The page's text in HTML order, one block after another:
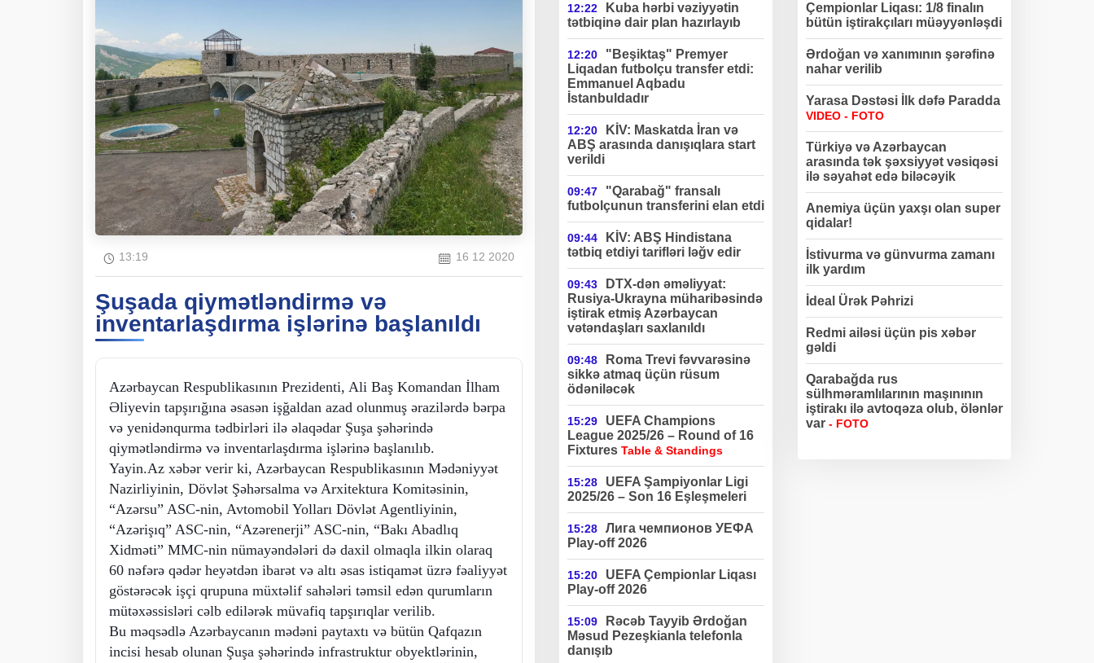
13:19 16 12 2020
Şuşada qiymətləndirmə və
inventarlaşdırma işlərinə başlanıldı
Azərbaycan Respublikasının Prezidenti, Ali Baş Komandan İlham
Əliyevin tapşırığına əsasən işğaldan azad olunmuş ərazilərdə bərpa
və yenidənqurma tədbirləri ilə əlaqədar Şuşa şəhərində
qiymətləndirmə və inventarlaşdırma işlərinə başlanılıb.
Yayin.Az xəbər verir ki, Azərbaycan Respublikasının Mədəniyyət
Nazirliyinin, Dövlət Şəhərsalma və Arxitektura Komitəsinin,
“Azərsu” ASC-nin, Avtomobil Yolları Dövlət Agentliyinin,
“Azərişıq” ASC-nin, “Azərenerji” ASC-nin, “Bakı Abadlıq
Xidməti” MMC-nin nümayəndələri də daxil olmaqla ilkin olaraq
60 nəfərə qədər heyətdən ibarət və altı əsas istiqamət üzrə fəaliyyət
göstərəcək işçi qrupuna müxtəlif sahələri təmsil edən qurumların
mütəxəssisləri cəlb edilərək müvafiq tapşırıqlar verilib.
Bu məqsədlə Azərbaycanın mədəni paytaxtı və bütün Qafqazın
incisi hesab olunan Şuşa şəhərində infrastruktur obyektlərinin,
12:22
Kuba hərbi vəziyyətin
tətbiqinə dair plan hazırlayıb
12:20
"Beşiktaş" Premyer
Liqadan futbolçu transfer etdi:
Emmanuel Aqbadu
İstanbuldadır
12:20
KİV: Maskatda İran və
ABŞ arasında danışıqlara start
verildi
09:47
"Qarabağ" fransalı
futbolçunun transferini elan etdi
09:44
KİV: ABŞ Hindistana
tətbiq etdiyi tarifləri ləğv edir
09:43
DTX-dən əməliyyat:
Rusiya-Ukrayna müharibəsində
iştirak etmiş Azərbaycan
vətəndaşları saxlanıldı
09:48
Roma Trevi fəvvarəsinə
sikkə atmaq üçün rüsum
ödəniləcək
15:29
UEFA Champions
League 2025/26 – Round of 16
Fixtures Table & Standings
15:28
UEFA Şampiyonlar Ligi
2025/26 – Son 16 Eşleşmeleri
15:28
Лига чемпионов УЕФА
Play-off 2026
15:20
UEFA Çempionlar Liqası
Play-off 2026
15:09
Rəcəb Tayyib Ərdoğan
Məsud Pezeşkianla telefonla
danışıb
Çempionlar Liqası: 1/8 finalın
bütün iştirakçıları müəyyənləşdi
Ərdoğan və xanımının şərəfinə
nahar verilib
Yarasa Dəstəsi İlk dəfə Paradda
VIDEO - FOTO
Türkiyə və Azərbaycan
arasında tək şəxsiyyət vəsiqəsi
ilə səyahət edə biləcəyik
Anemiya üçün yaxşı olan super
qidalar!
İstivurma və günvurma zamanı
ilk yardım
İdeal Ürək Pəhrizi
Redmi ailəsi üçün pis xəbər
gəldi
Qarabağda rus
sülhməramlılarının maşınının
iştirakı ilə avtoqəza olub, ölənlər
var - FOTO